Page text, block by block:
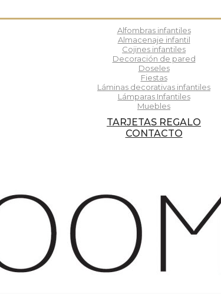
Alfombras infantiles
Almacenaje infantil
Cojines infantiles
Decoración de pared
Doseles
Fiestas
Láminas decorativas infantiles
Lámparas Infantiles
Muebles
TARJETAS REGALO
CONTACTO